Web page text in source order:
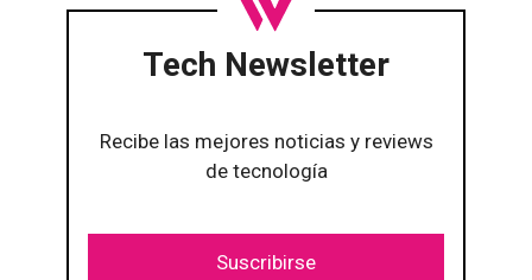
Tech Newsletter
Recibe las mejores noticias y reviews
de tecnología
Suscribirse